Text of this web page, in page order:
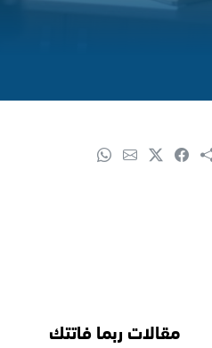
مقالات ربما فاتتك